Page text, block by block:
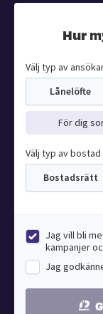
Hur
Välj typ av
Lånelöfte
För dig
Välj typ av bostad
Bostadsrätt
Jag vill bli
kampanjer
Jag